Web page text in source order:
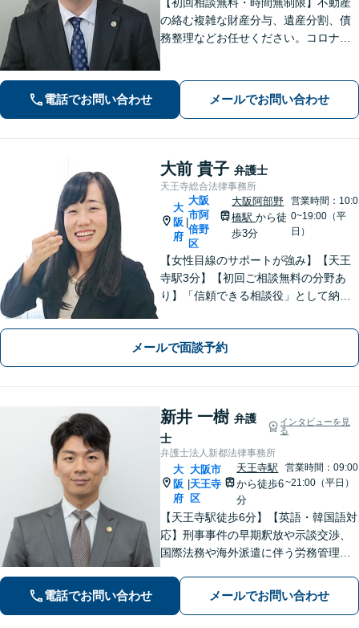
の絡む複雑な財産分与、遺産分割、債
務整理などお任せください。コロナ禍
添い、皆さまが安心して暮らせるよ
う、全力でお守りします。
電話でお問い合わせ メールでお問い合わせ
大前 貴子 弁護士
天王寺総合法律事務所
大
阪
府
大阪
市阿
倍野
区
大阪阿部野
橋駅から徒
歩3分
営業時間：10:0
0~19:00（平
日）
【女性目線のサポートが強み】【天王
寺駅3分】【初回ご相談無料の分野あ
り】「信頼できる相談役」として納得
問題】安心して相談できる環境・関係
づくりを心がけます【借金・債務整
理】経済状況に応じて適切な解決策を
ご提案します
メールで面談予約
新井 一樹 弁護
士
インタビューを見
る
弁護士法人新都法律事務所
大
阪
府
大阪市
天王寺
区
天王寺駅
から徒歩6
分
営業時間：09:00
~21:00（平日）
【天王寺駅徒歩6分】【英語・韓国語対
応】刑事事件の早期釈放や示談交渉、
国際法務や海外派遣に伴う労務管理、
お任せください。法律のプロフェッシ
ョナルが、途を切り拓くお手伝いを致
電話でお問い合わせ メールでお問い合わせ